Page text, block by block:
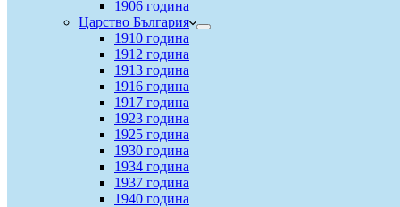
1906 година
Царство България
1910 година
1912 година
1913 година
1916 година
1917 година
1923 година
1925 година
1930 година
1934 година
1937 година
1940 година